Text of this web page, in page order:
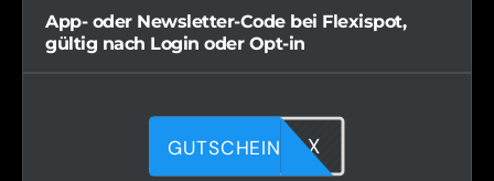
App- oder Newsletter-Code bei Flexispot,
gültig nach Login oder Opt-in
8KSJMQFLX
GUTSCHEIN